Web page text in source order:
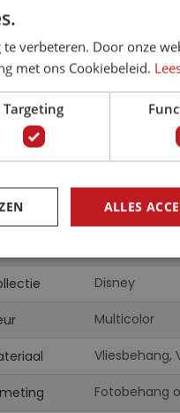
Let op: op
Disney
Multicolor
Vliesbehang,
Fotobehang
verbeteren. Door onze
met ons Cookiebeleid.
Targeting
ALLES